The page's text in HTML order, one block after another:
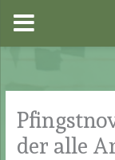
springen
der alle